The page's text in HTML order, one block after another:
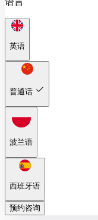
英语
普通话
波兰语
西班牙语
预约咨询